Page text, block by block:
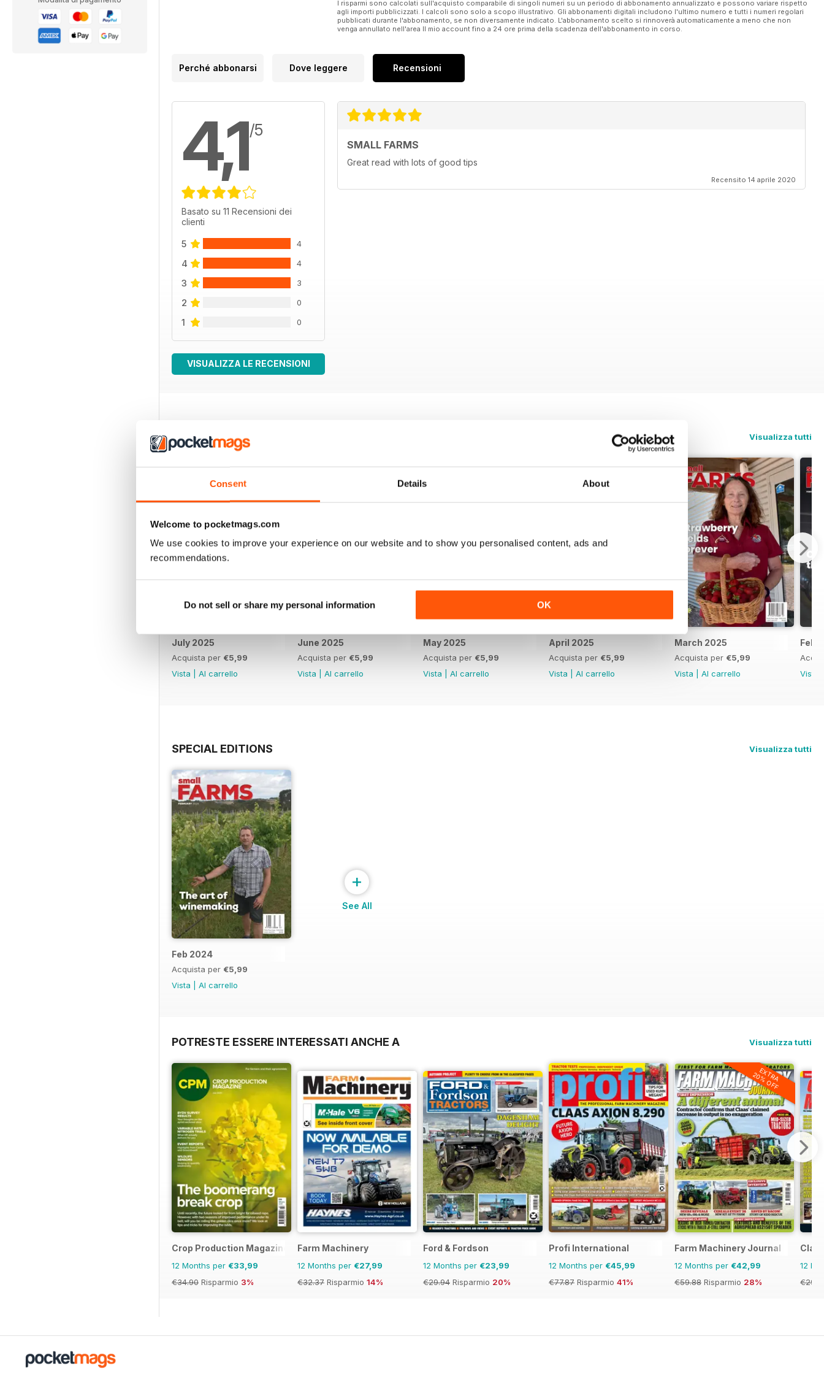
Consent Details About
Welcome to pocketmags.com
We use cookies to improve your experience on our website and to show you personalised content, ads and
recommendations.
Do not sell or share my personal information OK
Lifestyle
I risparmi sono calcolati sull'acquisto comparabile di singoli numeri su un periodo di abbonamento annualizzato e possono variare rispetto
agli importi pubblicizzati. I calcoli sono solo a scopo illustrativo. Gli abbonamenti digitali includono l'ultimo numero e tutti i numeri regolari
pubblicati durante l'abbonamento, se non diversamente indicato. L'abbonamento scelto si rinnoverà automaticamente a meno che non
venga annullato nell'area Il mio account fino a 24 ore prima della scadenza dell'abbonamento in corso.
Perché abbonarsi Dove leggere Recensioni
4,1/5
Basato su 11 Recensioni dei
clienti
5 4
4 4
3 3
2 0
1 0
VISUALIZZA LE RECENSIONI
SMALL FARMS
Great read with lots of good tips
Recensito 14 aprile 2020
EDIZIONI INDIETRO Visualizza tutti
July 2025
Acquista per €5,99
Vista
Al carrello
June 2025
Acquista per €5,99
Vista
Al carrello
May 2025
Acquista per €5,99
Vista
Al carrello
April 2025
Acquista per €5,99
Vista
Al carrello
March 2025
Acquista per €5,99
Vista
Al carrello
Vista
SPECIAL EDITIONS Visualizza tutti
Feb 2024
Acquista per €5,99
Vista
Al carrello
+
See All
POTRESTE ESSERE INTERESSATI ANCHE A Visualizza tutti
Crop Production Magazine
12 Months per €33,99
€34.90 Risparmio 3%
Farm Machinery
12 Months per €27,99
€32.37 Risparmio 14%
Ford & Fordson
12 Months per €23,99
€29.94 Risparmio 20%
Profi International
12 Months per €45,99
€77.87 Risparmio 41%
EXTRA
20% OFF
Farm Machinery Journal
12 Months per €42,99
€59.88 Risparmio 28%
12